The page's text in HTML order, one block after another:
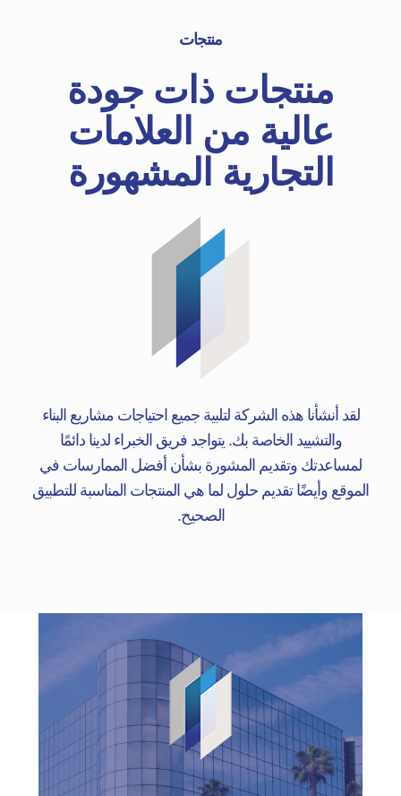
منتجات
منتجات ذات جودة
عالية من العلامات
التجارية المشهورة
لقد أنشأنا هذه الشركة لتلبية جميع احتياجات مشاريع البناء
والتشييد الخاصة بك. يتواجد فريق الخبراء لدينا دائمًا
لمساعدتك وتقديم المشورة بشأن أفضل الممارسات في
الموقع وأيضًا تقديم حلول لما هي المنتجات المناسبة للتطبيق
الصحيح.